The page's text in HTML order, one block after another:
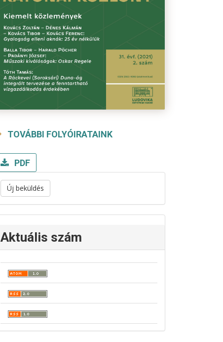
TOVÁBBI FOLYÓIRATAINK
PDF
Új beküldés
Aktuális szám